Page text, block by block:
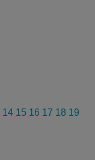
14 15 16 17 18 19